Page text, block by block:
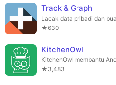
Track & Graph
★630
KitchenOwl
★3,483